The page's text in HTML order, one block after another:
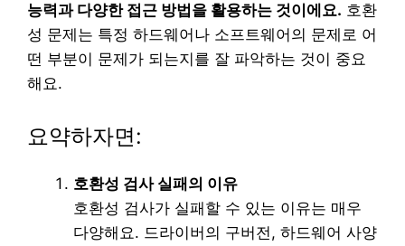
능력과 다양한 접근 방법을 활용하는 것이에요. 호환
성 문제는 특정 하드웨어나 소프트웨어의 문제로 어
떤 부분이 문제가 되는지를 잘 파악하는 것이 중요
해요.
요약하자면:
호환성 검사 실패의 이유
호환성 검사가 실패할 수 있는 이유는 매우
다양해요. 드라이버의 구버전, 하드웨어 사양